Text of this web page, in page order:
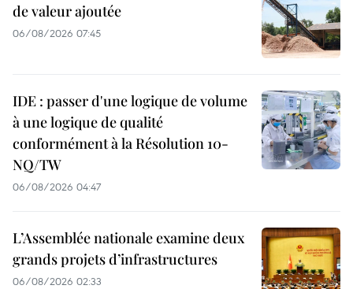
de valeur ajoutée
06/08/2026 07:45
IDE : passer d'une logique de volume
à une logique de qualité
conformément à la Résolution 10-
NQ/TW
06/08/2026 04:47
L’Assemblée nationale examine deux
grands projets d’infrastructures
06/08/2026 02:33